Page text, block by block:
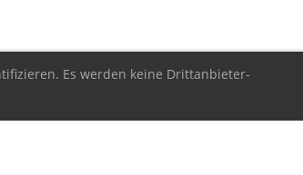
Es werden keine Drittanbieter-